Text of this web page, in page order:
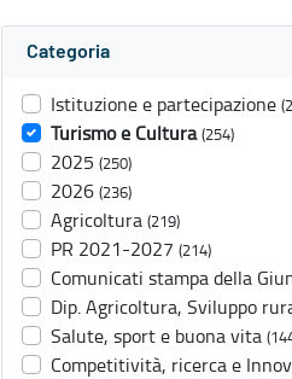
Categoria
Istituzione e partecipazione
Turismo e Cultura (254)
2025 (250)
2026 (236)
Agricoltura (219)
PR 2021-2027 (214)
Comunicati stampa della
Dip. Agricoltura, Sviluppo
Salute, sport e buona vita
Competitività, ricerca e